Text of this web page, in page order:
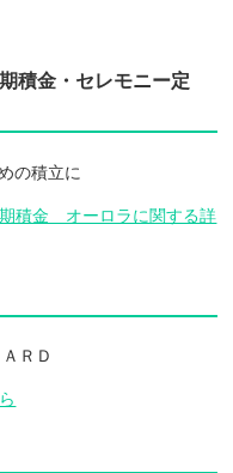
積金・セレモニー定
の積立に
積金 オーロラに関する詳
ＲＤ